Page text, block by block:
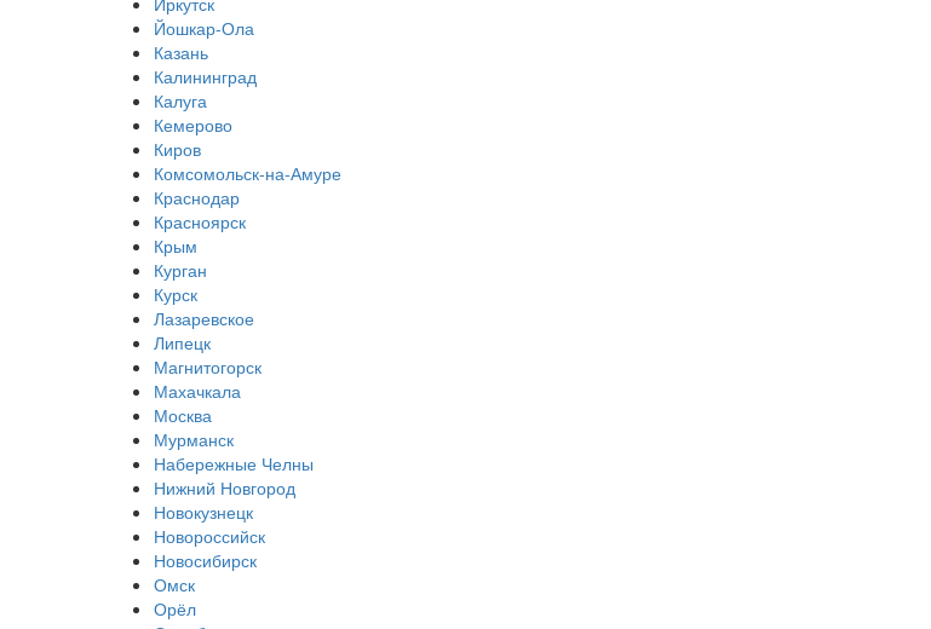
Йошкар-Ола
Казань
Калининград
Калуга
Кемерово
Киров
Комсомольск-на-Амуре
Краснодар
Красноярск
Крым
Курган
Курск
Лазаревское
Липецк
Магнитогорск
Махачкала
Москва
Мурманск
Набережные Челны
Нижний Новгород
Новокузнецк
Новороссийск
Новосибирск
Омск
Орёл